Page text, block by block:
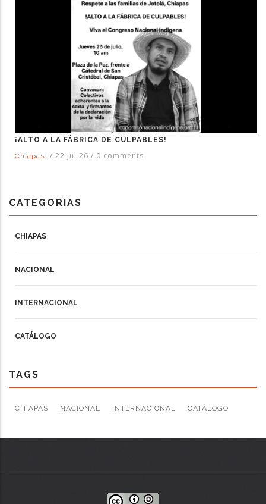
¡ALTO A LA FÁBRICA DE CULPABLES!
Chiapas
/ 22 Jul 26 / 0 comments
CATEGORIAS
CHIAPAS
NACIONAL
INTERNACIONAL
CATÁLOGO
TAGS
CHIAPAS NACIONAL INTERNACIONAL CATÁLOGO